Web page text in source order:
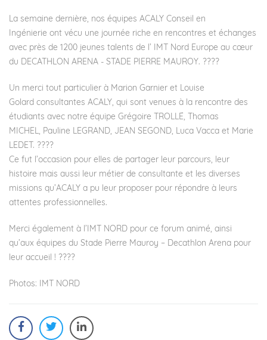
La semaine dernière, nos équipes ACALY Conseil en
Ingénierie ont vécu une journée riche en rencontres et échanges
avec près de 1200 jeunes talents de l’ IMT Nord Europe au cœur
du DECATHLON ARENA - STADE PIERRE MAUROY. ????
Un merci tout particulier à Marion Garnier et Louise
Golard consultantes ACALY, qui sont venues à la rencontre des
étudiants avec notre équipe Grégoire TROLLÉ, Thomas
MICHEL, Pauline LEGRAND, JEAN SEGOND, Luca Vacca et Marie
LEDET. ????
Ce fut l’occasion pour elles de partager leur parcours, leur
histoire mais aussi leur métier de consultante et les diverses
missions qu’ACALY a pu leur proposer pour répondre à leurs
attentes professionnelles.
Merci également à l’IMT NORD pour ce forum animé, ainsi
qu’aux équipes du Stade Pierre Mauroy – Decathlon Arena pour
leur accueil ! ????
Photos: IMT NORD